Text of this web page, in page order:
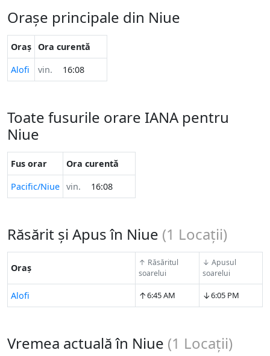
Orașe principale din Niue
Oraș Ora curentă
Alofi
vin. 16:08
Toate fusurile orare IANA pentru
Niue
Fus orar
Ora curentă
Pacific/Niue vin. 16:08
Răsărit și Apus în Niue (1 Locații)
Oraș
↑ Răsăritul
soarelui
↓ Apusul
soarelui
Alofi ↑6:45 AM ↓6:05 PM
Vremea actuală în Niue (1 Locații)